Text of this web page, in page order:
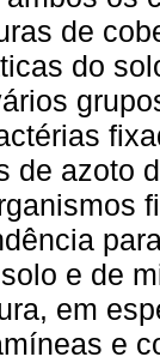
de
do
de azoto
e de
em
e